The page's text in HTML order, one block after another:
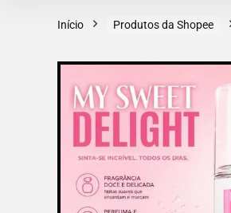
Início Produtos da Shopee